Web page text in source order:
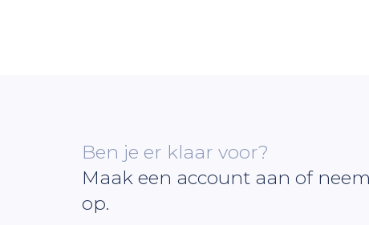
Ben je er klaar voor?
Maak een account aan of
op.